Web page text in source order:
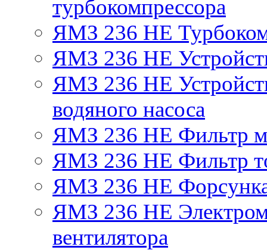
турбокомпрессора
ЯМЗ 236 НЕ
ЯМЗ 236 НЕ
ЯМЗ 236 НЕ
водяного насоса
ЯМЗ 236 НЕ Фильтр
ЯМЗ 236 НЕ Фильтр
ЯМЗ 236 НЕ
ЯМЗ 236 НЕ
вентилятора